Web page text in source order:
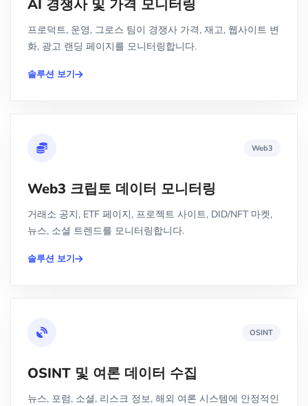
AI 경쟁사 및 가격 모니터링
프로덕트, 운영, 그로스 팀이 경쟁사 가격, 재고, 웹사이트 변
화, 광고 랜딩 페이지를 모니터링합니다.
솔루션 보기
Web3
Web3 크립토 데이터 모니터링
거래소 공지, ETF 페이지, 프로젝트 사이트, DID/NFT 마켓,
뉴스, 소셜 트렌드를 모니터링합니다.
솔루션 보기
OSINT
OSINT 및 여론 데이터 수집
뉴스, 포럼, 소셜, 리스크 정보, 해외 여론 시스템에 안정적인